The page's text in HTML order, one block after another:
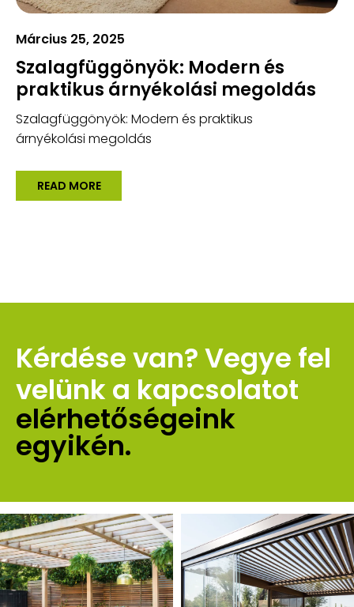
Március 25, 2025
Szalagfüggönyök: Modern és
praktikus árnyékolási megoldás
Szalagfüggönyök: Modern és praktikus
árnyékolási megoldás
READ MORE
Kérdése van? Vegye fel
velünk a kapcsolatot
elérhetőségeink
egyikén.